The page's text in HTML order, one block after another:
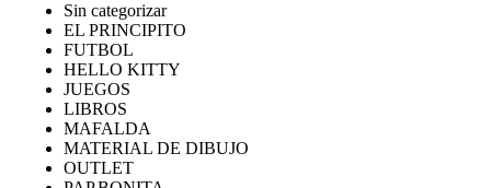
Sin categorizar
EL PRINCIPITO
FUTBOL
HELLO KITTY
JUEGOS
LIBROS
MAFALDA
MATERIAL DE DIBUJO
OUTLET